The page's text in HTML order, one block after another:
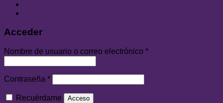
Acceder
Nombre de usuario o correo electrónico *
Contraseña *
Recuérdame Acceso